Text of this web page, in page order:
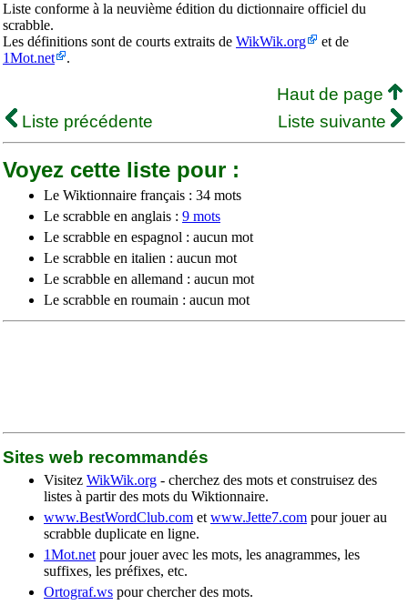
Liste conforme à la neuvième édition du dictionnaire officiel du
scrabble.
Les définitions sont de courts extraits de WikWik.org
et de
1Mot.net
.
Haut de page
Liste précédente
Liste suivante
Voyez cette liste pour :
Le Wiktionnaire français : 34 mots
Le scrabble en anglais : 9 mots
Le scrabble en espagnol : aucun mot
Le scrabble en italien : aucun mot
Le scrabble en allemand : aucun mot
Le scrabble en roumain : aucun mot
Sites web recommandés
Visitez WikWik.org - cherchez des mots et construisez des
listes à partir des mots du Wiktionnaire.
www.BestWordClub.com et www.Jette7.com pour jouer au
scrabble duplicate en ligne.
1Mot.net pour jouer avec les mots, les anagrammes, les
suffixes, les préfixes, etc.
Ortograf.ws pour chercher des mots.